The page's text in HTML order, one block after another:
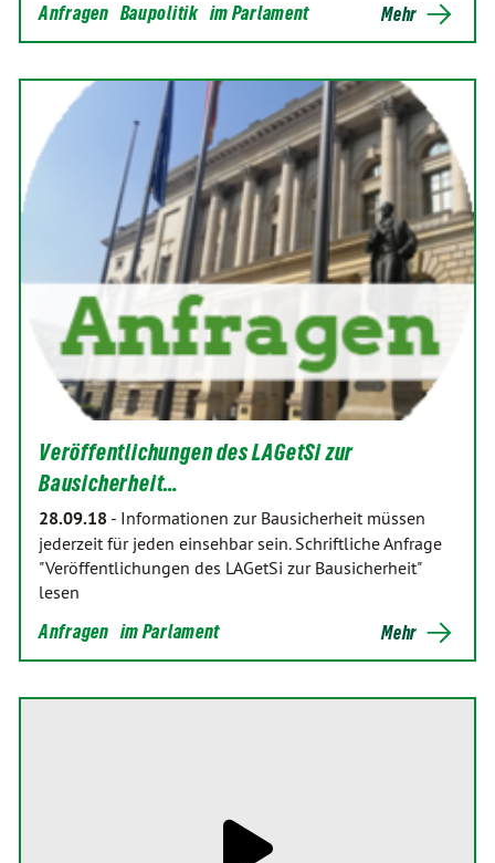
Anfragen Baupolitik im Parlament Mehr
Veröffentlichungen des LAGetSi zur
Bausicherheit…
28.09.18 - Informationen zur Bausicherheit müssen
jederzeit für jeden einsehbar sein. Schriftliche Anfrage
"Veröffentlichungen des LAGetSi zur Bausicherheit"
lesen
Anfragen im Parlament Mehr